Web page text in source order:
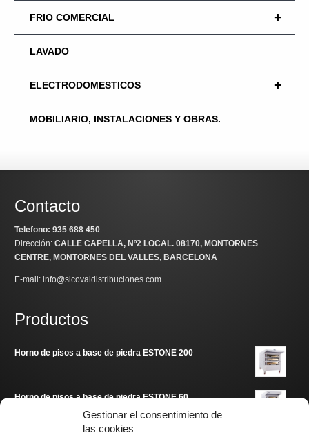
Gestionar el consentimiento de
las cookies
+
FRIO COMERCIAL
LAVADO
+
ELECTRODOMESTICOS
MOBILIARIO, INSTALACIONES Y OBRAS.
Contacto
Telefono: 935 688 450
Dirección:CALLE CAPELLA, Nº2 LOCAL. 08170, MONTORNES
CENTRE, MONTORNES DEL VALLES, BARCELONA
E-mail: info@sicovaldistribuciones.com
Productos
Horno de pisos a base de piedra ESTONE 200
Horno de pisos a base de piedra ESTONE 60